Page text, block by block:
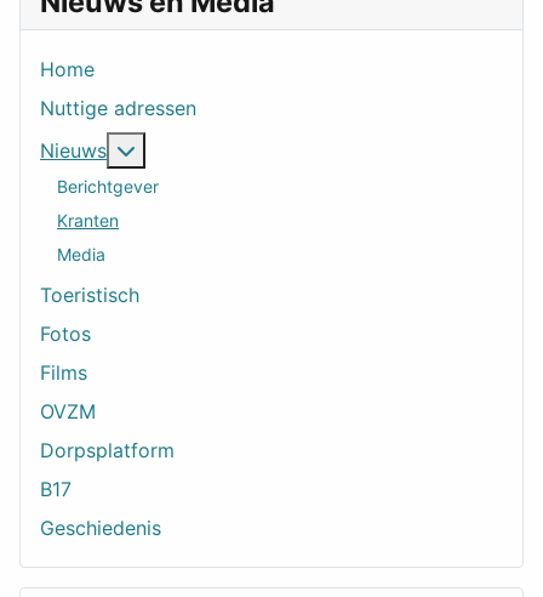
Home
Nuttige adressen
Nieuws
Berichtgever
Kranten
Media
Toeristisch
Fotos
Films
OVZM
Dorpsplatform
B17
Geschiedenis